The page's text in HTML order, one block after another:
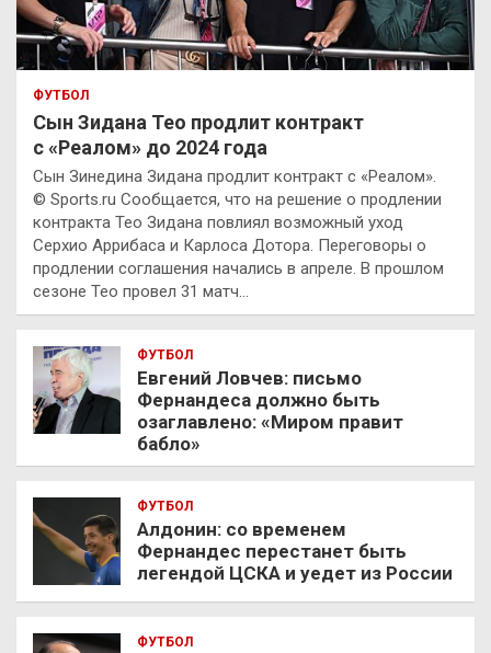
ФУТБОЛ
Сын Зидана Тео продлит контракт
с «Реалом» до 2024 года
Сын Зинедина Зидана продлит контракт с «Реалом».
© Sports.ru Сообщается, что на решение о продлении
контракта Тео Зидана повлиял возможный уход
Серхио Аррибаса и Карлоса Дотора. Переговоры о
продлении соглашения начались в апреле. В прошлом
сезоне Тео провел 31 матч…
ФУТБОЛ
Евгений Ловчев: письмо
Фернандеса должно быть
озаглавлено: «Миром правит
бабло»
ФУТБОЛ
Алдонин: со временем
Фернандес перестанет быть
легендой ЦСКА и уедет из России
ФУТБОЛ